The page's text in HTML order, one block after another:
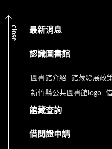
close 最新消息
認識圖書館
圖書館介紹 館藏發展政
新竹縣公共圖書館logo
館藏查詢
借閱證申請